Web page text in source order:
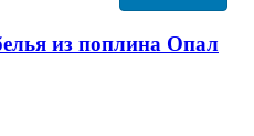
из поплина Опал